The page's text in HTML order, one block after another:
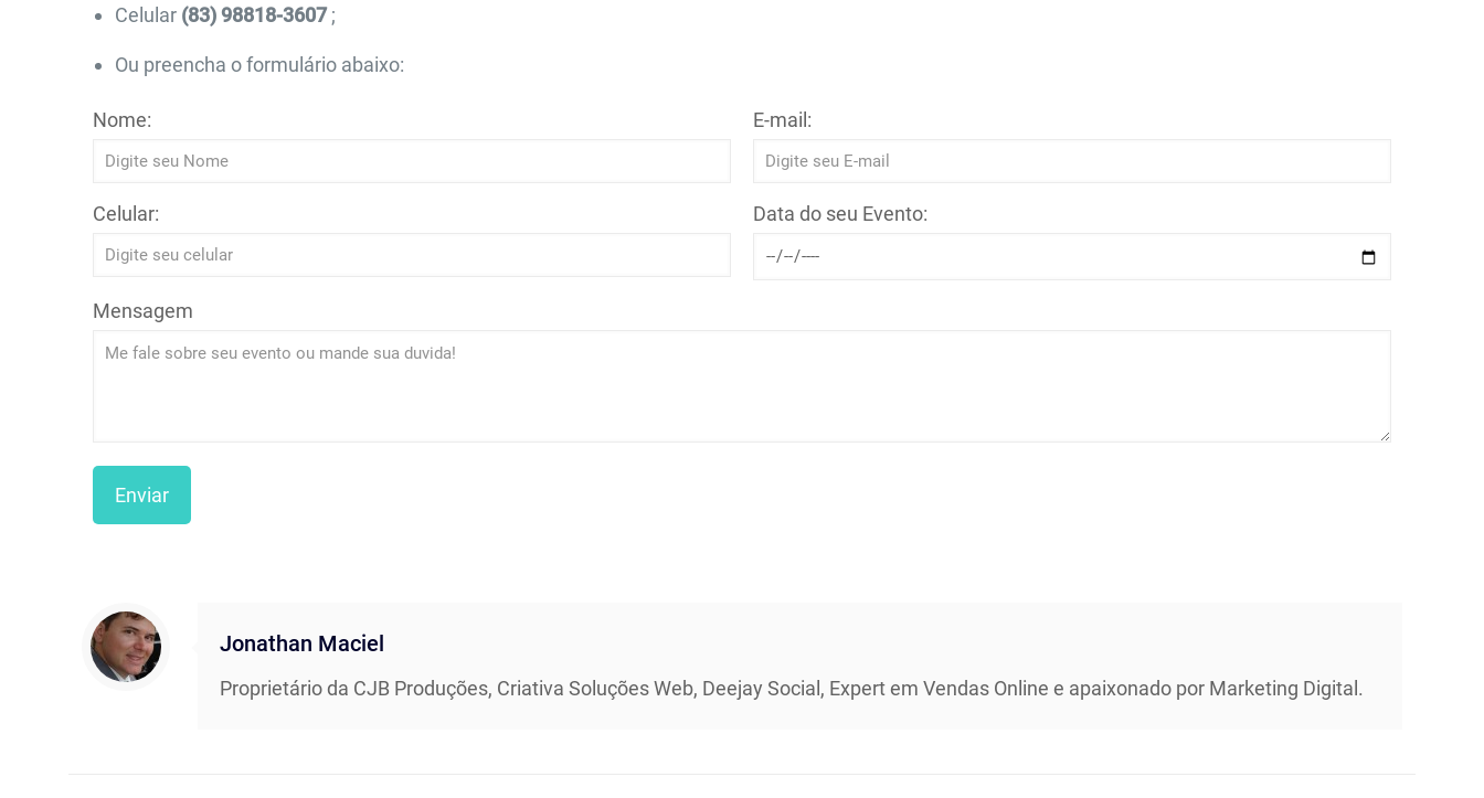
Celular (83) 98818-3607 ;
Ou preencha o formulário abaixo:
Nome: E-mail:
Celular: Data do seu Evento:
Mensagem
Jonathan Maciel
Proprietário da CJB Produções, Criativa Soluções Web, Deejay Social, Expert em Vendas Online e apaixonado por Marketing Digital.